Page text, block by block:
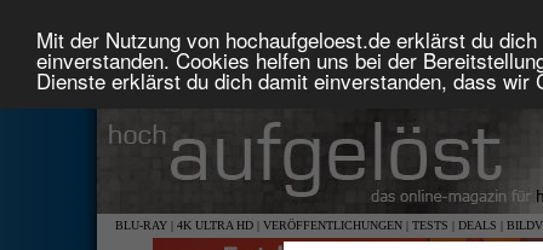
Mit der Nutzung von hochaufgeloest.de erklärst du
einverstanden. Cookies helfen uns bei der
Dienste erklärst du dich damit einverstanden, dass
BLU-RAY | 4K ULTRA HD | VERÖFFENTLICHUNGEN | TESTS | DEALS |